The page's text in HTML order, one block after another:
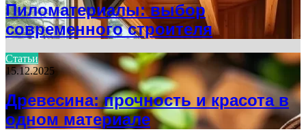
Пиломатериалы: выбор
современного строителя
Статьи
15.12.2025
Древесина: прочность и красота в
одном материале